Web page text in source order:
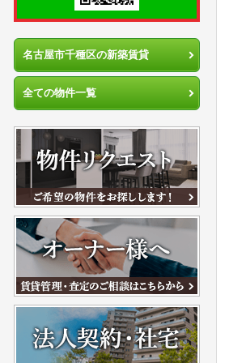
名古屋市千種区の新築賃貸
全ての物件一覧